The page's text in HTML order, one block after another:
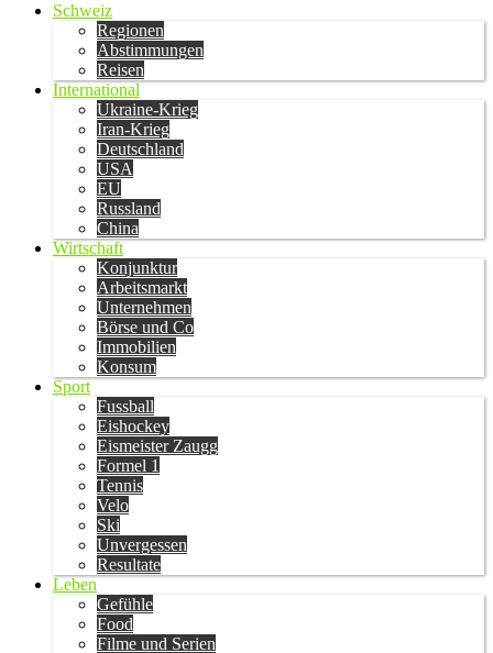
Schweiz
Regionen
Abstimmungen
Reisen
International
Ukraine-Krieg
Iran-Krieg
Deutschland
USA
EU
Russland
China
Wirtschaft
Konjunktur
Arbeitsmarkt
Unternehmen
Börse und Co
Immobilien
Konsum
Sport
Fussball
Eishockey
Eismeister Zaugg
Formel 1
Tennis
Velo
Ski
Unvergessen
Resultate
Leben
Gefühle
Food
Filme und Serien